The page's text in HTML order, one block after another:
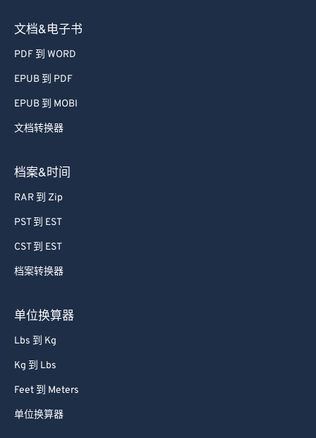
文档&电子书
PDF 到 WORD
EPUB 到 PDF
EPUB 到 MOBI
文档转换器
档案&时间
RAR 到 Zip
PST 到 EST
CST 到 EST
档案转换器
单位换算器
Lbs 到 Kg
Kg 到 Lbs
Feet 到 Meters
单位换算器